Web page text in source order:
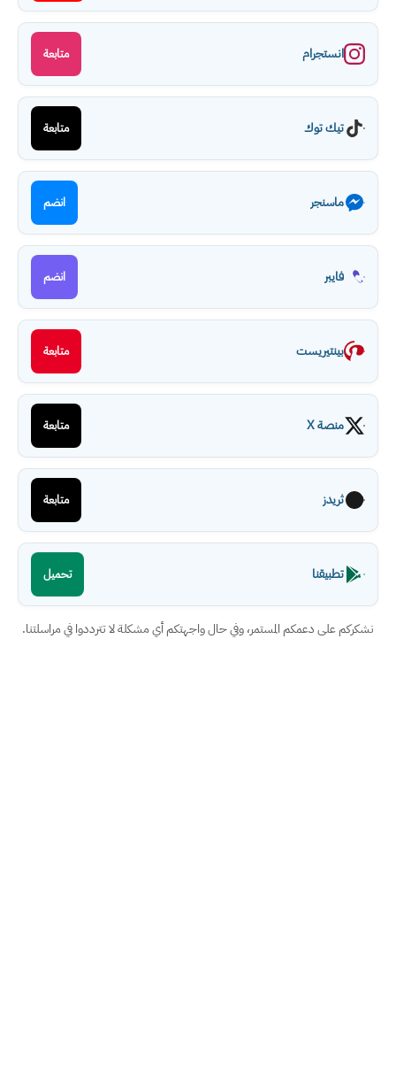
انستجرام متابعة
تيك توك متابعة
ماسنجر انضم
فايبر انضم
بينتيريست متابعة
منصة X متابعة
ثريدز متابعة
تطبيقنا تحميل
نشكركم على دعمكم المستمر، وفي حال واجهتكم أي مشكلة لا تترددوا في مراسلتنا.